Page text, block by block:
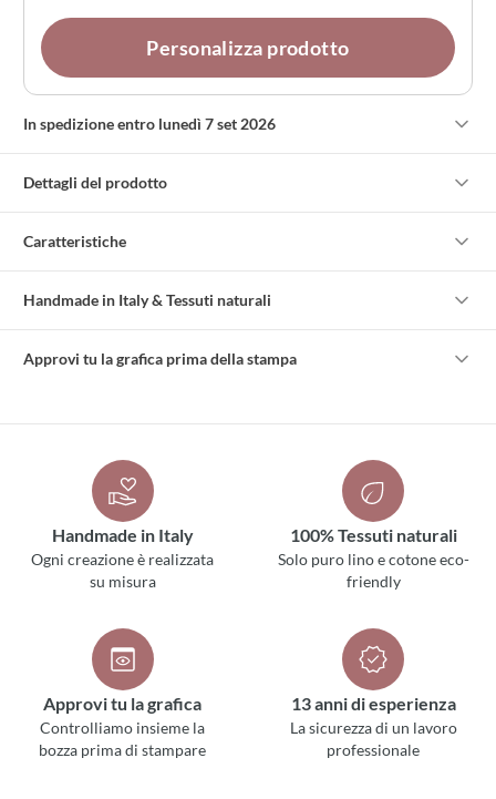
Personalizza prodotto
In spedizione entro lunedì 7 set 2026
Dettagli del prodotto
Caratteristiche
Handmade in Italy & Tessuti naturali
Approvi tu la grafica prima della stampa
Handmade in Italy
Ogni creazione è realizzata
su misura
100% Tessuti naturali
Solo puro lino e cotone eco-
friendly
Approvi tu la grafica
Controlliamo insieme la
bozza prima di stampare
13 anni di esperienza
La sicurezza di un lavoro
professionale